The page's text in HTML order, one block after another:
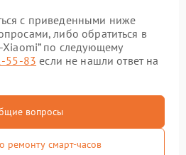
с приведенными ниже
либо обратиться в
Xiaomi” по следующему
55-83 если не нашли ответ на
вопросы
ремонту смарт-часов